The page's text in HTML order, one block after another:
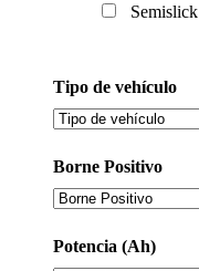
Semislick
Tipo de vehículo
Borne Positivo
Potencia (Ah)